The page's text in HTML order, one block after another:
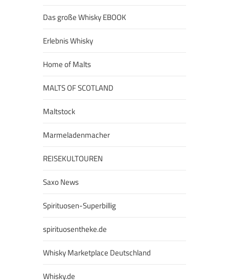
Das große Whisky EBOOK
Erlebnis Whisky
Home of Malts
MALTS OF SCOTLAND
Maltstock
Marmeladenmacher
REISEKULTOUREN
Saxo News
Spirituosen-Superbillig
spirituosentheke.de
Whisky Marketplace Deutschland
Whisky.de